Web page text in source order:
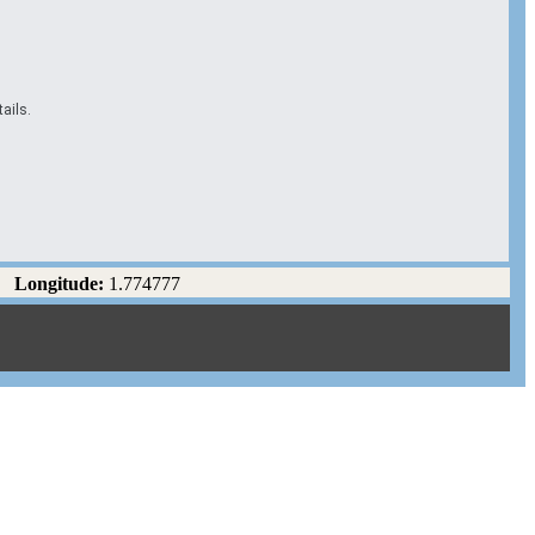
Longitude: 1.774777